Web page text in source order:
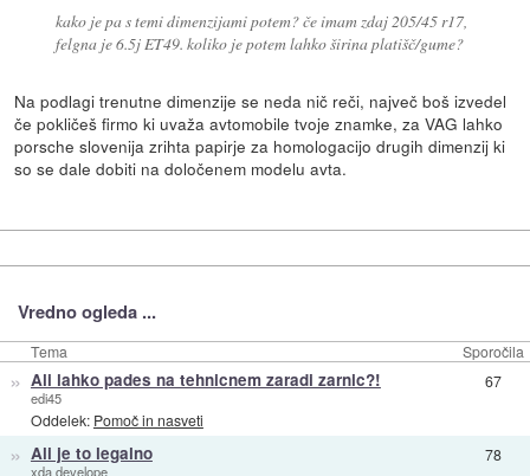
kako je pa s temi dimenzijami potem? če imam zdaj 205/45 r17,
felgna je 6.5j ET49. koliko je potem lahko širina platišč/gume?
Na podlagi trenutne dimenzije se neda nič reči, največ boš izvedel
če pokličeš firmo ki uvaža avtomobile tvoje znamke, za VAG lahko
porsche slovenija zrihta papirje za homologacijo drugih dimenzij ki
so se dale dobiti na določenem modelu avta.
Vredno ogleda ...
Tema Sporočila
» Ali lahko pades na tehnicnem zaradi zarnic?!
edi45
Oddelek: Pomoč in nasveti
67
» Ali je to legalno
xda develope
78